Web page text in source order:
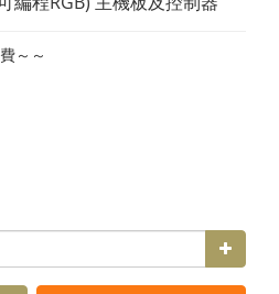
～～